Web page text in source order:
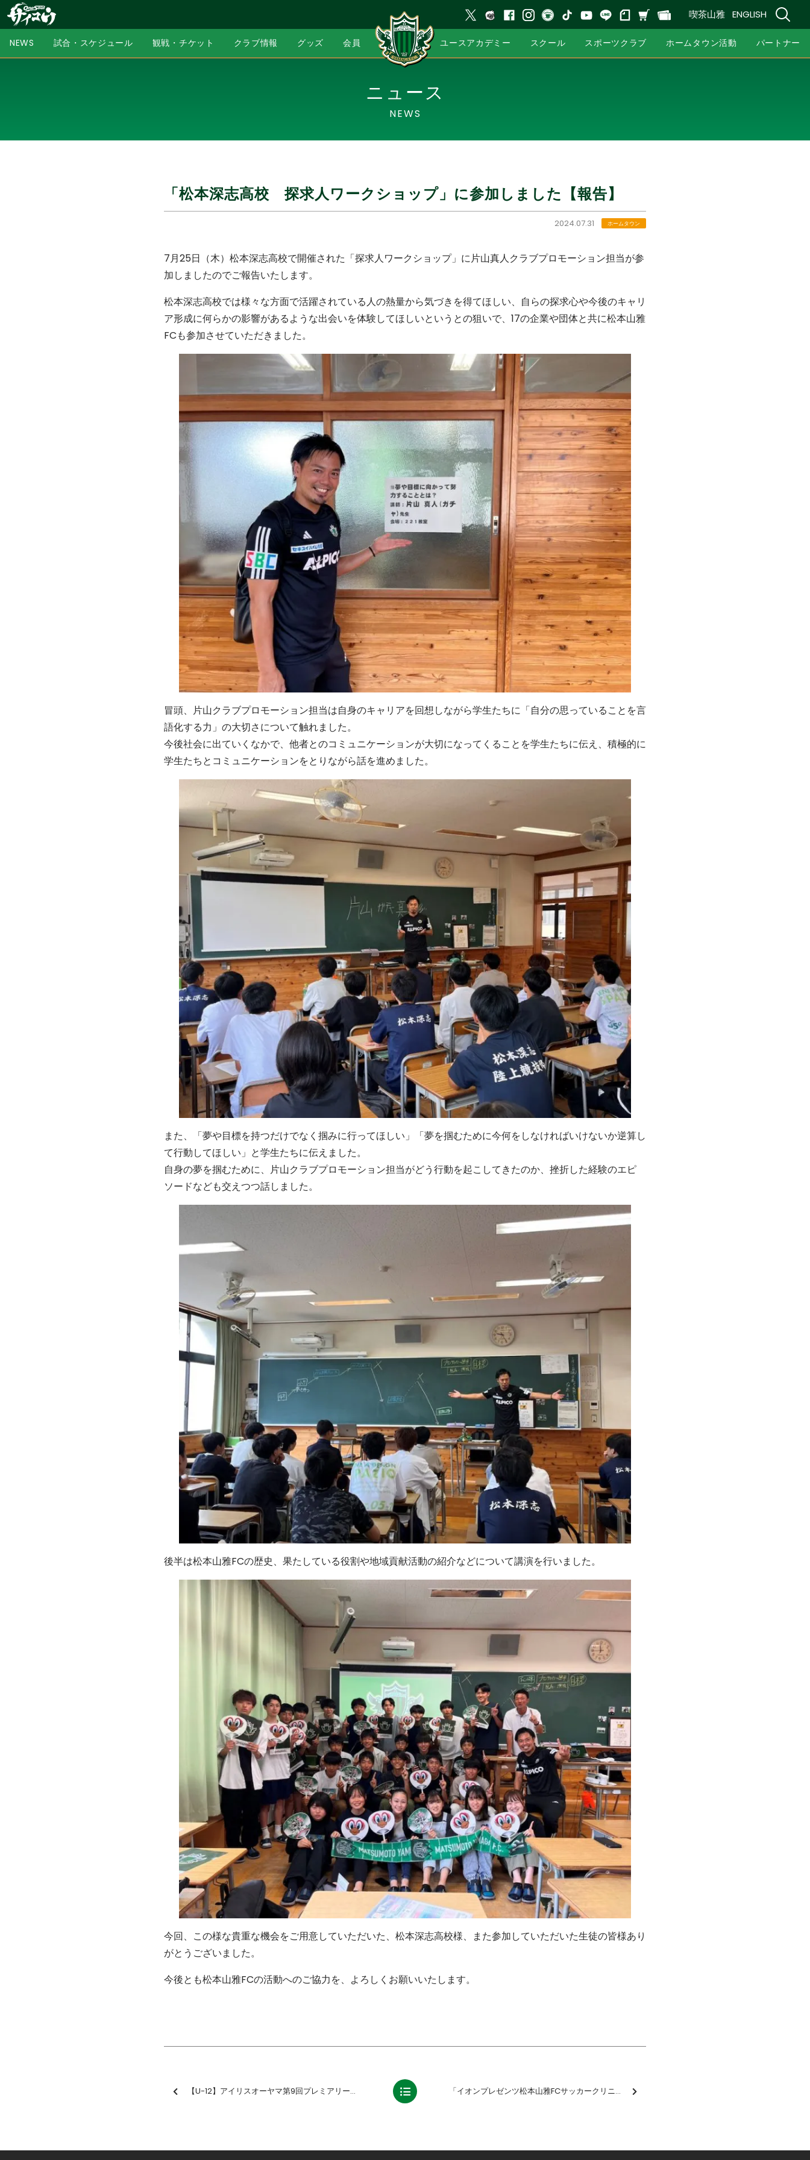
喫茶山雅 ENGLISH
NEWS 試合・スケジュール 観戦・チケット クラブ情報 グッズ 会員 ユースアカデミー スクール スポーツクラブ ホームタウン活動 パートナー
ニュース
NEWS
「松本深志高校 探求人ワークショップ」に参加しました【報告】
2024.07.31 ホームタウン
7月25日（木）松本深志高校で開催された「探求人ワークショップ」に片山真人クラブプロモーション担当が参
加しましたのでご報告いたします。
松本深志高校では様々な方面で活躍されている人の熱量から気づきを得てほしい、自らの探求心や今後のキャリ
ア形成に何らかの影響があるような出会いを体験してほしいというとの狙いで、17の企業や団体と共に松本山雅
FCも参加させていただきました。
冒頭、片山クラブプロモーション担当は自身のキャリアを回想しながら学生たちに「自分の思っていることを言
語化する力」の大切さについて触れました。
今後社会に出ていくなかで、他者とのコミュニケーションが大切になってくることを学生たちに伝え、積極的に
学生たちとコミュニケーションをとりながら話を進めました。
また、「夢や目標を持つだけでなく掴みに行ってほしい」「夢を掴むために今何をしなければいけないか逆算し
て行動してほしい」と学生たちに伝えました。
自身の夢を掴むために、片山クラブプロモーション担当がどう行動を起こしてきたのか、挫折した経験のエピ
ソードなども交えつつ話しました。
後半は松本山雅FCの歴史、果たしている役割や地域貢献活動の紹介などについて講演を行いました。
今回、この様な貴重な機会をご用意していただいた、松本深志高校様、また参加していただいた生徒の皆様あり
がとうございました。
今後とも松本山雅FCの活動へのご協力を、よろしくお願いいたします。
【U-12】アイリスオーヤマ第9回プレミアリーグU-11チャンピオンシップ2024 決勝トーナメント 結果のお知らせ 「イオンプレゼンツ松本山雅FCサッカークリニック」を開催しました【報告】